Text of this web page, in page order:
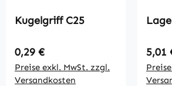
Kugelgriff C25
Regulärer Preis:
0,29 €
Preise exkl. MwSt. zzgl.
Versandkosten
5,01